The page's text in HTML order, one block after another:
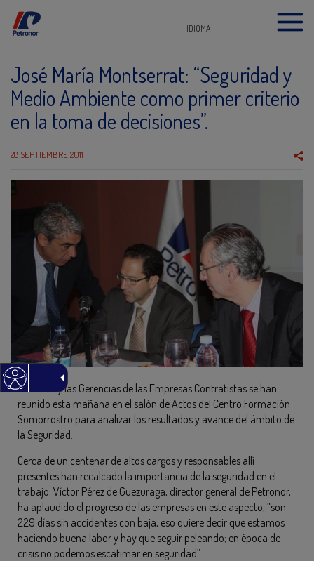
IDIOMA
José María Montserrat: “Seguridad y
Medio Ambiente como primer criterio
en la toma de decisiones”.
28 SEPTIEMBRE 2011
Petronor y las Gerencias de las Empresas Contratistas se han
reunido esta mañana en el salón de Actos del Centro Formación
Somorrostro para analizar los resultados y avance del ámbito de
la Seguridad.
Cerca de un centenar de altos cargos y responsables allí
presentes han recalcado la importancia de la seguridad en el
trabajo. Víctor Pérez de Guezuraga, director general de Petronor,
ha aplaudido el progreso de las empresas en este aspecto, “son
229 días sin accidentes con baja, eso quiere decir que estamos
haciendo buena labor y hay que seguir peleando; en época de
crisis no podemos escatimar en seguridad”.